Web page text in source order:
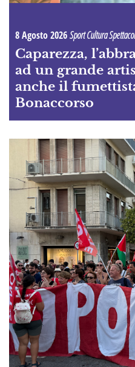
8 Agosto 2026Sport Cultura
Caparezza,
ad un grande
anche il
Bonaccorso